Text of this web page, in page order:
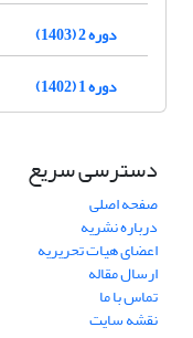
دوره 2 (1403)
دوره 1 (1402)
دسترسی سریع
صفحه اصلی
درباره نشریه
اعضای هیات تحریریه
ارسال مقاله
تماس با ما
نقشه سایت